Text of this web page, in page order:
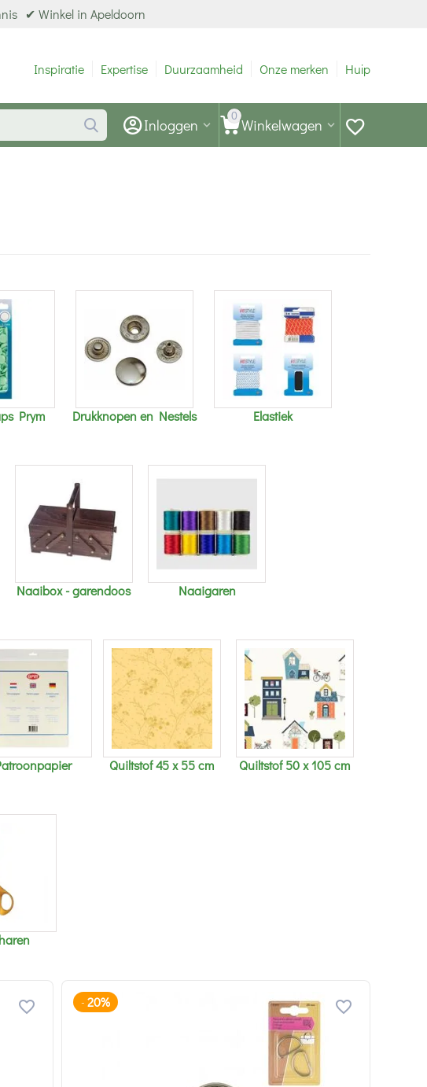
✔ Winkel in Apeldoorn
Inspiratie Expertise Duurzaamheid Onze merken Hulp
0 Winkelwagen
Inloggen
Prym Drukknopen en Nestels Elastiek
Naaibox - garendoos Naaigaren
Quiltstof 45 x 55 cm Quiltstof 50 x 105 cm
- 20%